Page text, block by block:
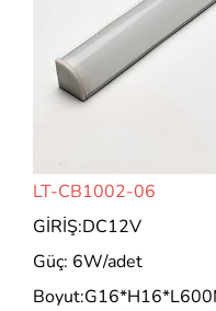
LT-CB1002-06
GİRİŞ:DC12V
Güç: 6W/adet